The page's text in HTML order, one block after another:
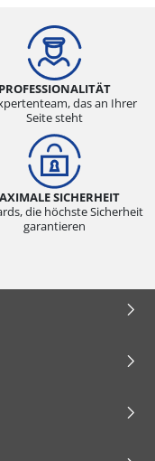
PROFESSIONALITÄT
das an Ihrer
Seite steht
SICHERHEIT
die höchste Sicherheit
garantieren